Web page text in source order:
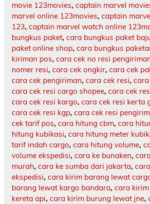
movie 123movies, captain marvel
marvel online 123movies, captain
123, captain marvel watch online
bungkus paket, cara bungkus paket
paket online shop, cara bungkus
kiriman pos, cara cek no resi
nomer resi, cara cek ongkir, cara cek
cara cek pengiriman, cara cek resi,
cara cek resi cargo shopee, cara cek
cara cek resi kargo, cara cek resi kerta
cara cek resi kgp, cara cek resi
cek tarif pos, cara hitung cbm, cara
hitung kubikasi, cara hitung meter kubik
tarif indah cargo, cara hitung volume,
volume ekspedisi, cara ke bunaken,
murah, cara ke sumba dari jakarta,
ekspedisi, cara kirim barang lewat
barang lewat kargo bandara, cara
kereta api, cara kirim burung lewat jne,